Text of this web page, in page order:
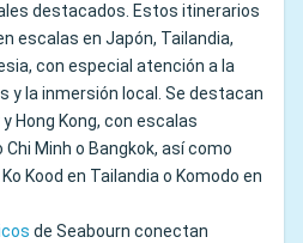
destacados. Estos itinerarios
escalas en Japón, Tailandia,
con especial atención a la
y la inmersión local. Se destacan
Hong Kong, con escalas
Minh o Bangkok, así como
Kood en Tailandia o Komodo en
de Seabourn conectan